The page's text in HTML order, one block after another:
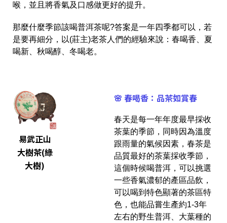
喉，並且將香氣及口感做更好的提升。
那麼什麼季節該喝普洱茶呢?答案是一年四季都可以，若
是要再細分，以(莊主)老茶人們的經驗來說：春喝香、夏
喝新、秋喝醇、冬喝老。
易武正山
大樹茶(綠
大樹)
🌸 春喝香：品茶如賞春
春天是每一年年度最早採收
茶葉的季節，同時因為溫度
跟雨量的氣候因素，春茶是
品質最好的茶葉採收季節，
這個時候喝普洱，可以挑選
一些香氣濃郁的產區品飲，
可以喝到特色顯著的茶區特
色，也能品嘗生產約1-3年
左右的野生普洱、大葉種的